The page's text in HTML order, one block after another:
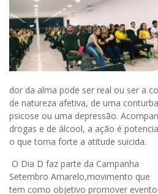
dor da alma pode ser real ou ser a
de natureza afetiva, de uma
psicose ou uma depressão.
drogas e de álcool, a ação é
o que torna forte a atitude suicida.
O Dia D faz parte da Campanha
Setembro Amarelo,movimento que
tem como objetivo promover